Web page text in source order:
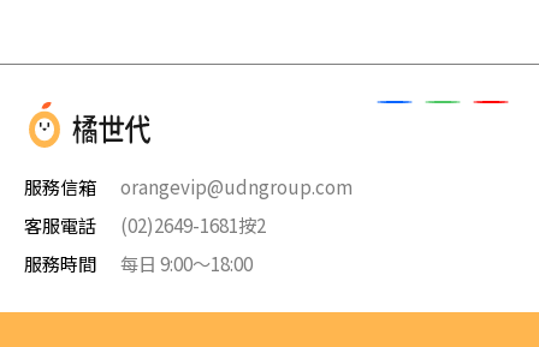
服務信箱
orangevip@udngroup.com
客服電話
(02)2649-1681按2
服務時間
每日 9:00～18:00